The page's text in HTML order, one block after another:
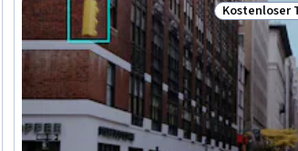
Status:
Kostenloser